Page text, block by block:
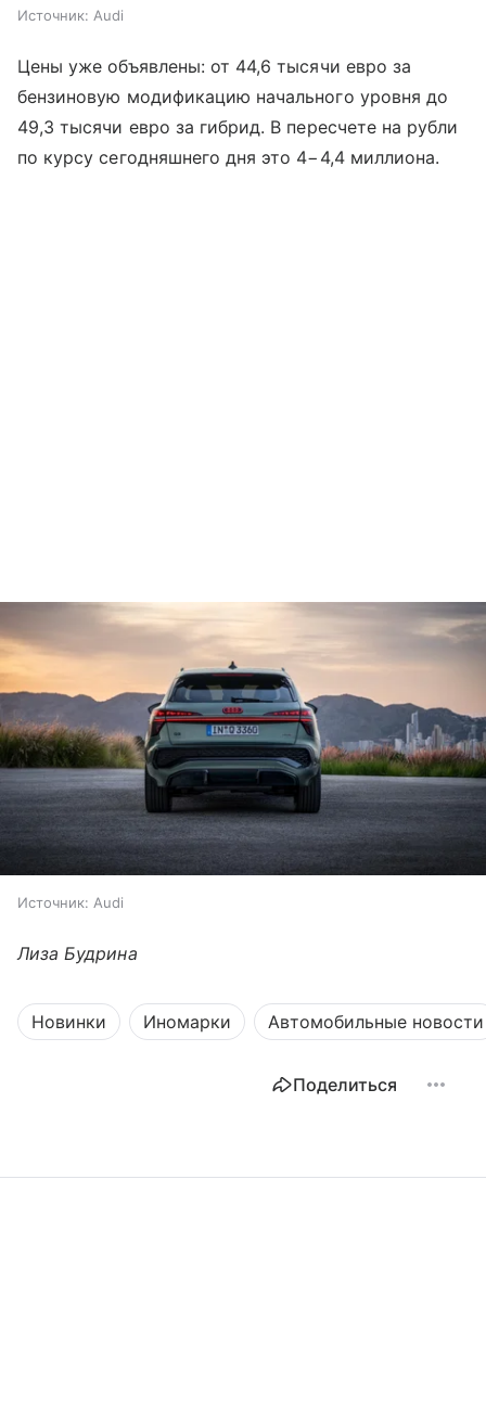
Источник: Audi
Цены уже объявлены: от 44,6 тысячи евро за
бензиновую модификацию начального уровня до
49,3 тысячи евро за гибрид. В пересчете на рубли
по курсу сегодняшнего дня это 4−4,4 миллиона.
Источник: Audi
Лиза Будрина
Новинки Иномарки Автомобильные новости
Поделиться